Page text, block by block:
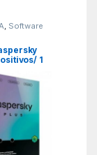
Software
1